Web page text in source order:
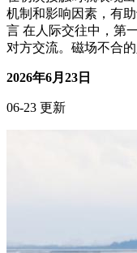
机制和影响因素，有
言 在人际交往中，第
对方交流。磁场不合
2026年6月23日
06-23 更新